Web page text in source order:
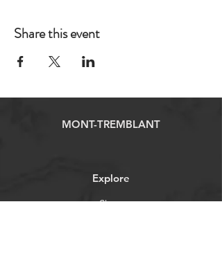
Share this event
MONT-TREMBLANT
Explore
Shop